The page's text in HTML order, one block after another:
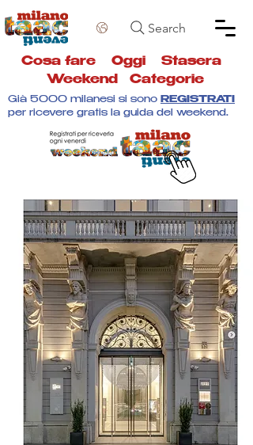
Search
Cosa fare Oggi Stasera
Weekend
Categorie
Già 5000 milanesi si sono REGISTRATI
per ricevere gratis la guida del weekend.